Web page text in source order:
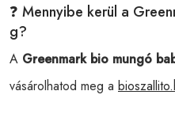
❓ Mennyibe kerül a
g?
A Greenmark bio mungó
vásárolhatod meg a